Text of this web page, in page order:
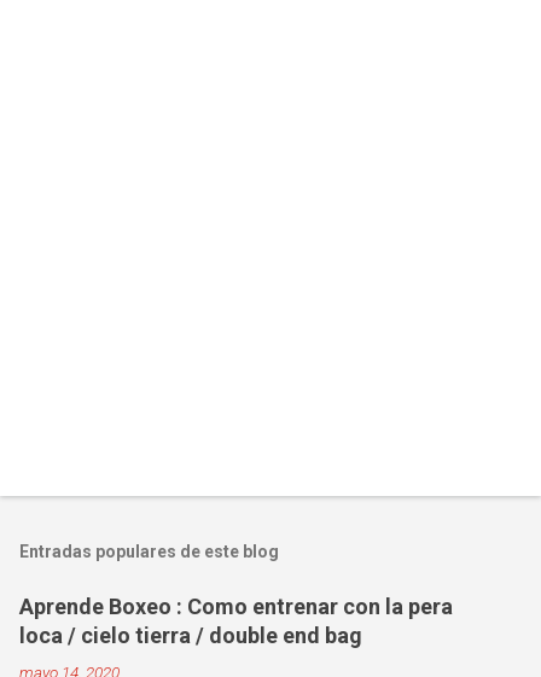
Entradas populares de este blog
Aprende Boxeo : Como entrenar con la pera
loca / cielo tierra / double end bag
mayo 14, 2020